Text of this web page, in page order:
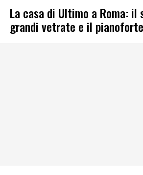
La casa di Ultimo a Roma:
grandi vetrate e il